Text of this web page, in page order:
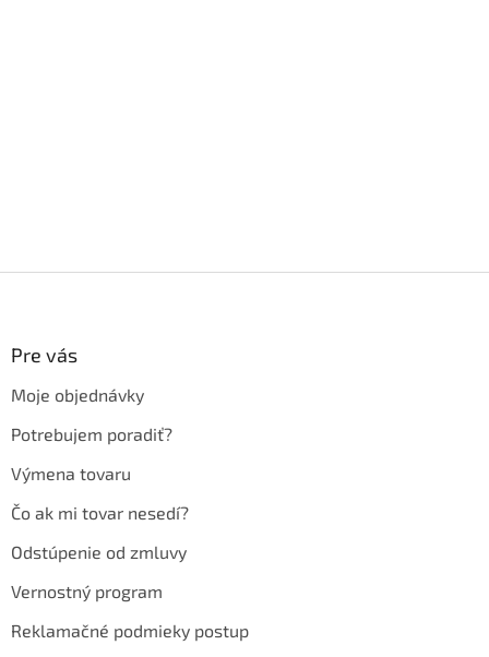
Pre vás
Moje objednávky
Potrebujem poradiť?
Výmena tovaru
Čo ak mi tovar nesedí?
Odstúpenie od zmluvy
Vernostný program
Reklamačné podmieky postup